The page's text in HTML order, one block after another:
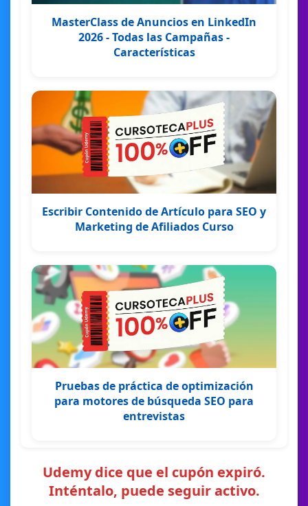
MasterClass de Anuncios en LinkedIn
2026 - Todas las Campañas -
Características
Escribir Contenido de Artículo para SEO y
Marketing de Afiliados Curso
Pruebas de práctica de optimización
para motores de búsqueda SEO para
entrevistas
Udemy dice que el cupón expiró.
Inténtalo, puede seguir activo.